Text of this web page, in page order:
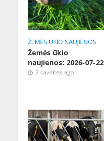
ŽEMĖS ŪKIO NAUJIENOS
Žemės ūkio
naujienos: 2026-07-22
2 savaitės ago